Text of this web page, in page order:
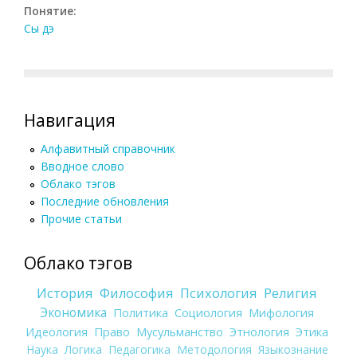
Понятие:
Сы дэ
Навигация
Алфавитный справочник
Вводное слово
Облако тэгов
Последние обновления
Прочие статьи
Облако тэгов
История Философия Психология Религия
Экономика Политика Социология Мифология
Идеология Право Мусульманство Этнология Этика
Наука Логика Педагогика Методология Языкознание